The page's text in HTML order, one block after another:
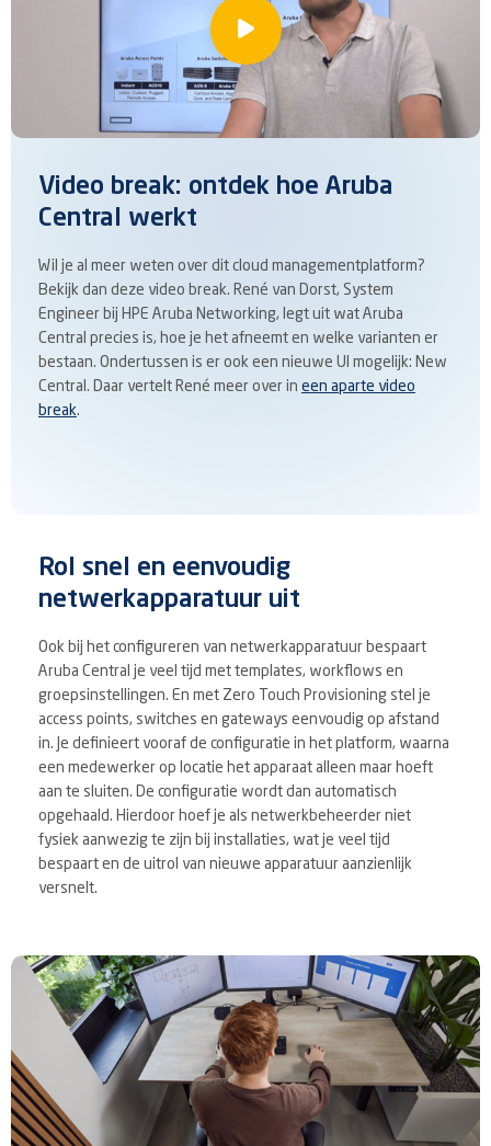
Video break: ontdek hoe Aruba
Central werkt
Wil je al meer weten over dit cloud managementplatform?
Bekijk dan deze video break. René van Dorst, System
Engineer bij HPE Aruba Networking, legt uit wat Aruba
Central precies is, hoe je het afneemt en welke varianten er
bestaan. Ondertussen is er ook een nieuwe UI mogelijk: New
Central. Daar vertelt René meer over in een aparte video
break.
Bekijk de video
Rol snel en eenvoudig
netwerkapparatuur uit
Ook bij het configureren van netwerkapparatuur bespaart
Aruba Central je veel tijd met templates, workflows en
groepsinstellingen. En met Zero Touch Provisioning stel je
access points, switches en gateways eenvoudig op afstand
in. Je definieert vooraf de configuratie in het platform, waarna
een medewerker op locatie het apparaat alleen maar hoeft
aan te sluiten. De configuratie wordt dan automatisch
opgehaald. Hierdoor hoef je als netwerkbeheerder niet
fysiek aanwezig te zijn bij installaties, wat je veel tijd
bespaart en de uitrol van nieuwe apparatuur aanzienlijk
versnelt.